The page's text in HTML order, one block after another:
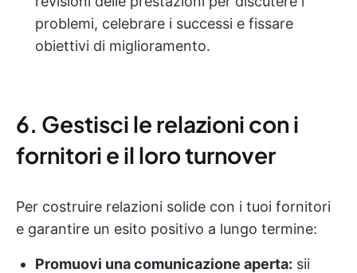
problemi, celebrare i successi e fissare
obiettivi di miglioramento.
6. Gestisci le relazioni con i
fornitori e il loro turnover
Per costruire relazioni solide con i tuoi fornitori
e garantire un esito positivo a lungo termine:
Promuovi una comunicazione aperta: sii